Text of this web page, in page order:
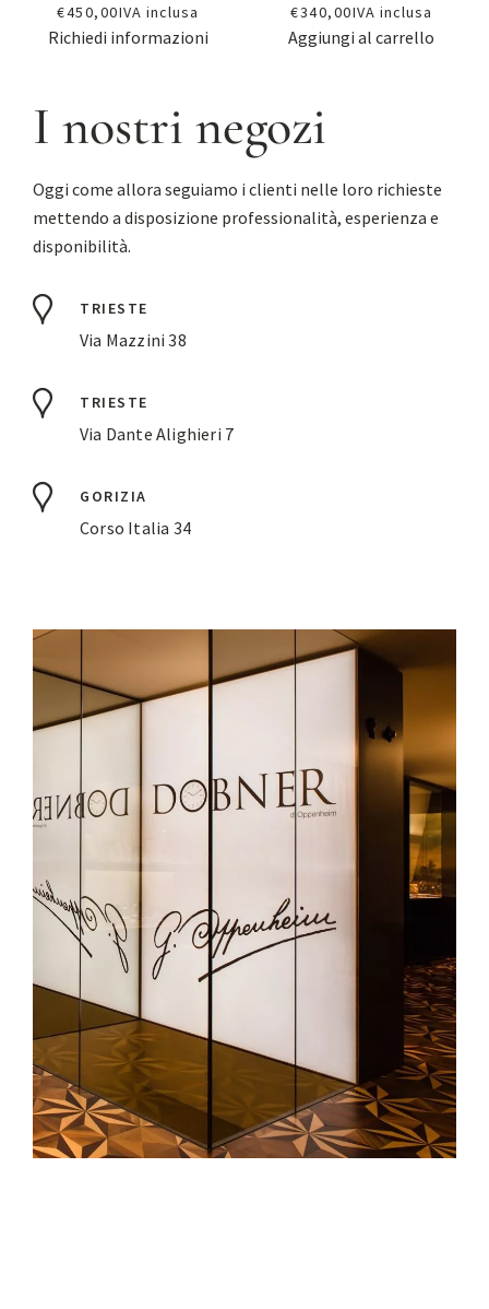
€450,00IVA inclusa
Richiedi informazioni
€340,00IVA inclusa
Aggiungi al carrello
I nostri negozi
Oggi come allora seguiamo i clienti nelle loro richieste
mettendo a disposizione professionalità, esperienza e
disponibilità.
TRIESTE
Via Mazzini 38
TRIESTE
Via Dante Alighieri 7
GORIZIA
Corso Italia 34